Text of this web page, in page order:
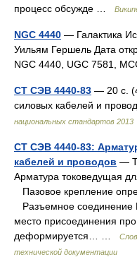
процесс обсужде …
NGC 4440 — Галактика
Уильям Гершель Дата
NGC 4440, UGC 7581,
СТ СЭВ 4440-83 — 20 с.
силовых кабелей и
национальных стандартов 2013
СТ СЭВ 4440-83:
кабелей и проводов —
Арматура токоведущая
Пазовое крепление
Разъемное соединение
место присоединения
деформируется… …
технической документации